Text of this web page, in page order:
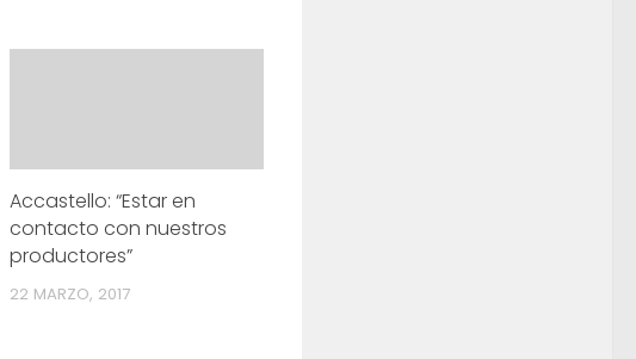
Accastello: “Estar en
contacto con nuestros
productores”
22 MARZO, 2017